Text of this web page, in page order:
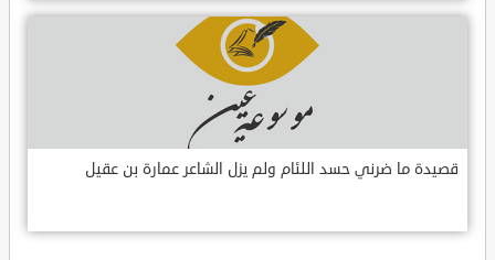
قصيدة ما ضرني حسد اللئام ولم يزل الشاعر عمارة بن عقيل